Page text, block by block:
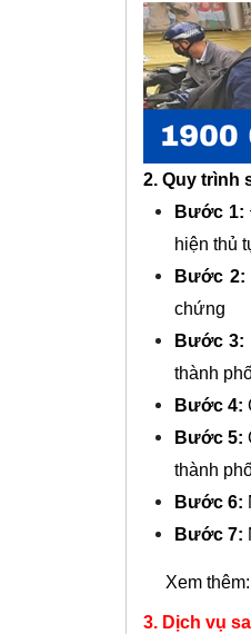
2. Quy trình
Bước 1:
hiện thủ
Bước 2:
chứng
Bước 3:
thành
Bước 4:
Bước 5:
thành
Bước 6:
Bước 7:
Xem thêm:
3. Dịch vụ